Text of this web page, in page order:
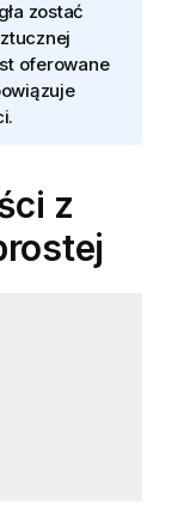
zostać
oferowane
z